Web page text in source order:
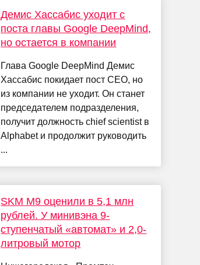
Демис Хассабис уходит с
поста главы Google DeepMind,
но остается в компании
Глава Google DeepMind Демис
Хассабис покидает пост CEO, но
из компании не уходит. Он станет
председателем подразделения,
получит должность chief scientist в
Alphabet и продолжит руководить
...
SKM M9 оценили в 5,1 млн
рублей. У минивэна 9-
ступенчатый «автомат» и 2,0-
литровый мотор